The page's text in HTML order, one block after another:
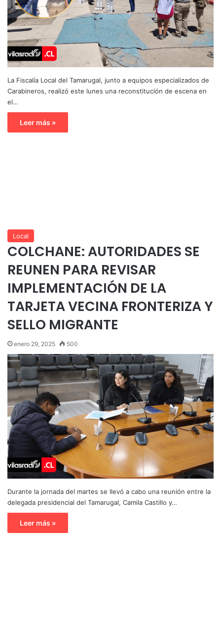
La Fiscalía Local del Tamarugal, junto a equipos especializados de
Carabineros, realizó este lunes una reconstitución de escena en
el…
Leer más »
Local
COLCHANE: AUTORIDADES SE
REUNEN PARA REVISAR
IMPLEMENTACIÓN DE LA
TARJETA VECINA FRONTERIZA Y
SELLO MIGRANTE
enero 29, 2025 500
Durante la jornada del martes se llevó a cabo una reunión entre la
delegada presidencial del Tamarugal, Camila Castillo y…
Leer más »